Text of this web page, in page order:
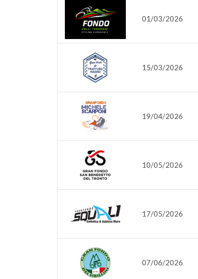
01/03/2026
15/03/2026
19/04/2026
10/05/2026
17/05/2026
07/06/2026